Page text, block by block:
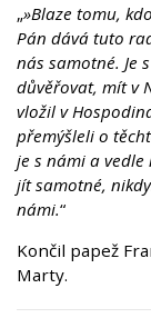
„»Blaze tomu,
Pán dává tuto
nás samotné. Je
důvěřovat, mít v
vložil v
přemýšleli o
je s námi a
jít samotné,
námi.“
Končil papež
Marty.